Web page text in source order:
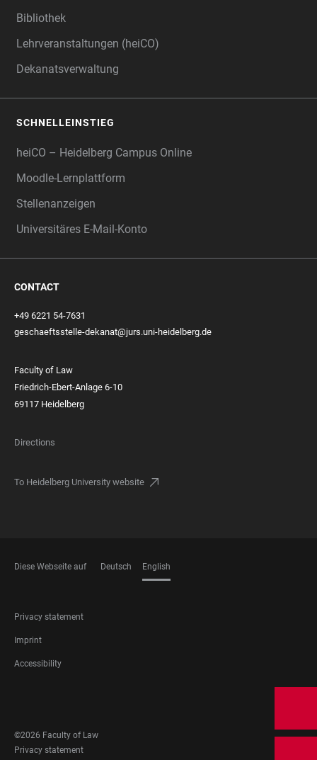
Bibliothek
Lehrveranstaltungen (heiCO)
Dekanatsverwaltung
SCHNELLEINSTIEG
heiCO – Heidelberg Campus Online
Moodle-Lernplattform
Stellenanzeigen
Universitäres E-Mail-Konto
CONTACT
+49 6221 54-7631
geschaeftsstelle-dekanat@jurs.uni-heidelberg.de
Faculty of Law
Friedrich-Ebert-Anlage 6-10
69117 Heidelberg
Directions
To Heidelberg University website
Diese Webseite auf Deutsch English
FOOTER
LEGAL
Privacy statement
Imprint
Accessibility
MEDIA
©2026 Faculty of Law
FOOTER
Privacy statement